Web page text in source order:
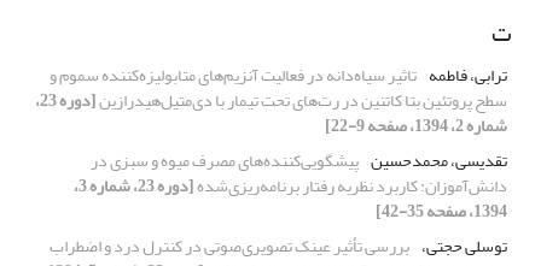
ت
ترابی، فاطمه تاثیر سیاه‌دانه در فعالیت آنزیم‌های متابولیزه‌کننده سموم و
سطح پروتئین بتا کاتنین در رت‌های تحت تیمار با دی‌متیل‌هیدرازین [دوره 23،
شماره 2، 1394، صفحه 9-22]
تقدیسی، محمدحسین پیشگویی‌کننده‌های مصرف میوه و سبزی در
دانش‌آموزان: کاربرد نظریه رفتار برنامه‌ریزی‌شده [دوره 23، شماره 3،
1394، صفحه 35-42]
توسلی حجتی، بررسی تأثیر عینک تصویری‌صوتی در کنترل درد و اضطراب